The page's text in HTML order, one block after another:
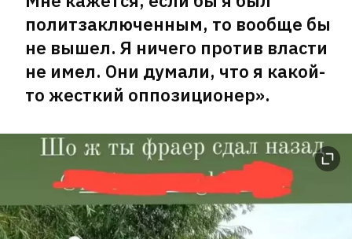
политзаключенным, то вообще бы
не вышел. Я ничего против власти
не имел. Они думали, что я какой-
то жесткий оппозиционер».